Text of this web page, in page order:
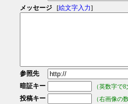
メッセージ
[絵文字入力]
参照先
暗証キー
（英数字で
投稿キー （右画像の